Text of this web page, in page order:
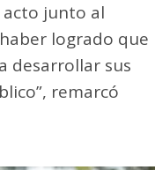
junto al
logrado que
desarrollar sus
remarcó